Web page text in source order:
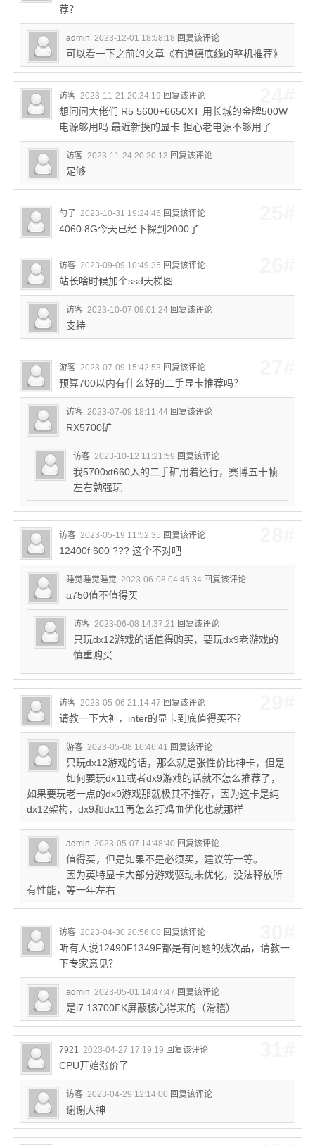
荐？
admin 2023-12-01 18:58:18 回复该评论
可以看一下之前的文章《有道德底线的整机推荐》
访客 2023-11-21 20:34:19 回复该评论
想问问大佬们 R5 5600+6650XT 用长城的金牌500W
电源够用吗 最近新换的显卡 担心老电源不够用了
访客 2023-11-24 20:20:13 回复该评论
足够
勺子 2023-10-31 19:24:45 回复该评论
4060 8G今天已经下探到2000了
访客 2023-09-09 10:49:35 回复该评论
站长啥时候加个ssd天梯图
访客 2023-10-07 09:01:24 回复该评论
支持
游客 2023-07-09 15:42:53 回复该评论
预算700以内有什么好的二手显卡推荐吗？
访客 2023-07-09 18:11:44 回复该评论
RX5700矿
访客 2023-10-12 11:21:59 回复该评论
我5700xt660入的二手矿用着还行，赛博五十帧
左右勉强玩
访客 2023-05-19 11:52:35 回复该评论
12400f 600 ??? 这个不对吧
睡觉睡觉睡觉 2023-06-08 04:45:34 回复该评论
a750值不值得买
访客 2023-06-08 14:37:21 回复该评论
只玩dx12游戏的话值得购买，要玩dx9老游戏的
慎重购买
访客 2023-05-06 21:14:47 回复该评论
请教一下大神，inter的显卡到底值得买不？
游客 2023-05-08 16:46:41 回复该评论
只玩dx12游戏的话，那么就是张性价比神卡，但是
如何要玩dx11或者dx9游戏的话就不怎么推荐了，
如果要玩老一点的dx9游戏那就极其不推荐，因为这卡是纯
dx12架构，dx9和dx11再怎么打鸡血优化也就那样
admin 2023-05-07 14:48:40 回复该评论
值得买，但是如果不是必须买，建议等一等。
因为英特显卡大部分游戏驱动未优化，没法释放所
有性能，等一年左右
访客 2023-04-30 20:56:08 回复该评论
听有人说12490F1349F都是有问题的残次品，请教一
下专家意见？
admin 2023-05-01 14:47:47 回复该评论
是i7 13700FK屏蔽核心得来的（滑稽）
7921 2023-04-27 17:19:19 回复该评论
CPU开始涨价了
访客 2023-04-29 12:14:00 回复该评论
谢谢大神